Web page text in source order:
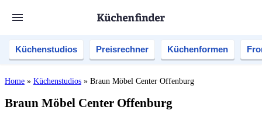
Küchenstudios Preisrechner Küchenformen
Home » Küchenstudios » Braun Möbel Center Offenburg
Braun Möbel Center Offenburg